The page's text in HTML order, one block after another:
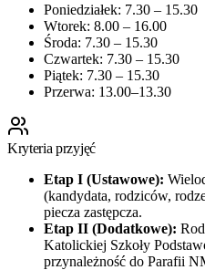
Poniedziałek: 7.30 – 15.30
Wtorek: 8.00 – 16.00
Środa: 7.30 – 15.30
Czwartek: 7.30 – 15.30
Piątek: 7.30 – 15.30
Przerwa: 13.00–13.30
Kryteria przyjęć
Etap I (Ustawowe):
(kandydata, rodziców,
piecza zastępcza.
Etap II (Dodatkowe):
Katolickiej Szkoły
przynależność do Parafii